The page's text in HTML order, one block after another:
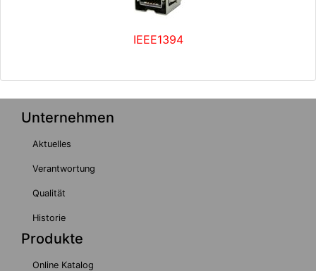
IEEE1394
Unternehmen
Aktuelles
Verantwortung
Qualität
Historie
Produkte
Online Katalog